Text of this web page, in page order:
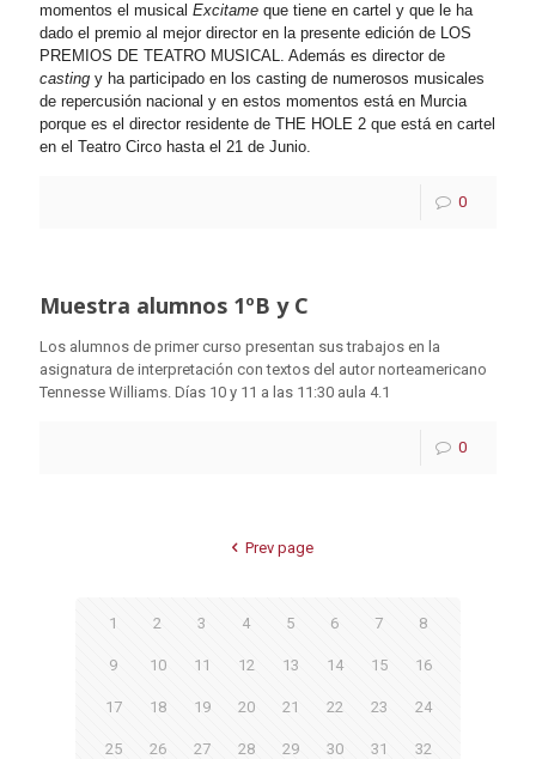
momentos el musical Excitame que tiene en cartel y que le ha
dado el premio al mejor director en la presente edición de LOS
PREMIOS DE TEATRO MUSICAL. Además es director de
casting y ha participado en los casting de numerosos musicales
de repercusión nacional y en estos momentos está en Murcia
porque es el director residente de THE HOLE 2 que está en cartel
en el Teatro Circo hasta el 21 de Junio.
0
Muestra alumnos 1ºB y C
Los alumnos de primer curso presentan sus trabajos en la
asignatura de interpretación con textos del autor norteamericano
Tennesse Williams. Días 10 y 11 a las 11:30 aula 4.1
0
Prev page
1 2 3 4 5 6 7 8
9 10 11 12 13 14 15 16
17 18 19 20 21 22 23 24
25 26 27 28 29 30 31 32